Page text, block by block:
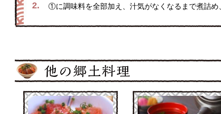
2. ①に調味料を全部加え、汁気がなくなるまで煮詰